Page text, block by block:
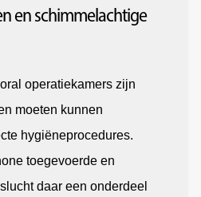
en schimmelachtige
operatiekamers zijn
moeten kunnen
hygiëneprocedures.
toegevoerde en
daar een onderdeel